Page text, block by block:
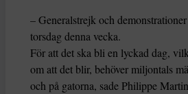
– Generalstrejk och
torsdag denna vecka.
För att det ska bli en lyckad dag,
om att det blir, behöver miljontals
och på gatorna, sade Philippe